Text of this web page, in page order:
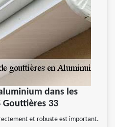
dans les
Gouttières 33
et robuste est important.